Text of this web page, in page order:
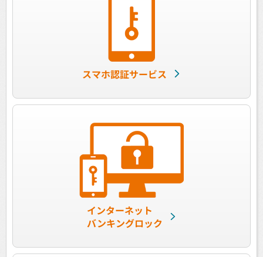
スマホ認証サービス
インターネット
バンキングロック